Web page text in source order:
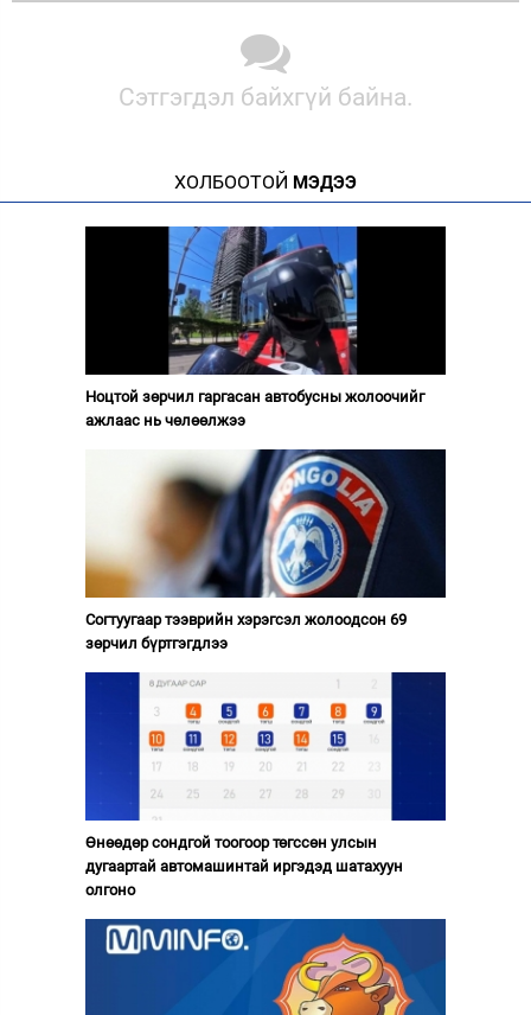
Сэтгэгдэл байхгүй байна.
ХОЛБООТОЙ МЭДЭЭ
Ноцтой зөрчил гаргасан автобусны жолоочийг
ажлаас нь чөлөөлжээ
Согтуугаар тээврийн хэрэгсэл жолоодсон 69
зөрчил бүртгэгдлээ
Өнөөдөр сондгой тоогоор төгссөн улсын
дугаартай автомашинтай иргэдэд шатахуун
олгоно